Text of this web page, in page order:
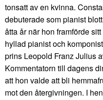
tonsatt av en kvinna.
debuterade som pianist
åtta år när hon framförde
hyllad pianist och
prins Leopold Franz Julius
Kommentatorn till dagens
att hon valde att bli
mot den återgivningen. I